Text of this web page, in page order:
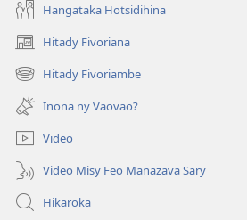
Hangataka Hotsidihina
Hitady Fivoriana
(manokatra
rohy) Hitady Fivoriambe
(manokatra
rohy) Inona ny Vaovao?
Video
Video Misy Feo Manazava Sary
Hikaroka